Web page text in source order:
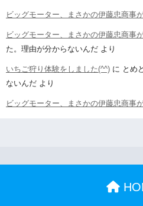
ビッグモーター、まさかの伊藤忠商事が
ビッグモーター、まさかの伊藤忠商事が
た。理由が分からないんだ より
いちご狩り体験をしました(^^) に とめ
ないんだ より
ビッグモーター、まさかの伊藤忠商事が